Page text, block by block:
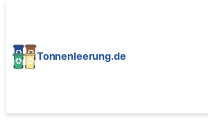
Tonnenleerung.de